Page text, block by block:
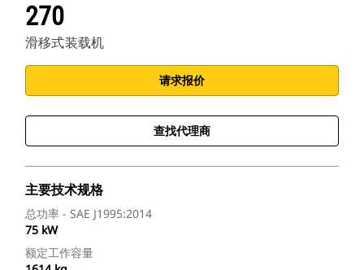
270
滑移式装载机
请求报价
查找代理商
主要技术规格
总功率 - SAE J1995:2014
75 kW
额定工作容量